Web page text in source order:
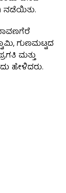
ನಡೆಯಿತು.
ಗುಣಮಟ್ಟದ
ಮತ್ತು
ಹೇಳಿದರು.